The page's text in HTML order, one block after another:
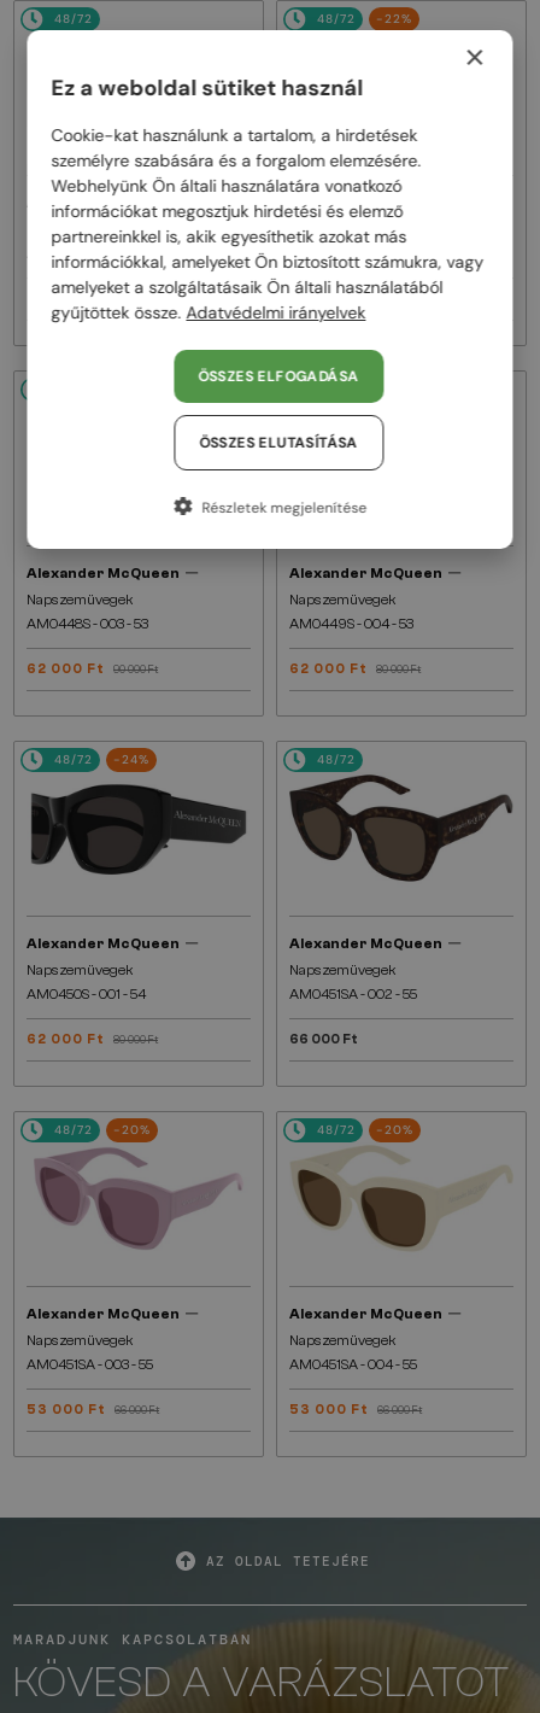
48/72
Alexander McQueen
Napszemüvegek
AM0158S - 004 - 54
62 000 Ft
48/72 -22%
Alexander McQueen
Napszemüvegek
AM0403S - 004 - 52
74 000 Ft
Alexander McQueen —
Napszemüvegek
AM0448S - 003 - 53
62 000 Ft 90 000 Ft
-24%
Alexander McQueen —
Napszemüvegek
AM0449S - 004 - 53
62 000 Ft 80 000 Ft
48/72 -24%
Alexander McQueen —
Napszemüvegek
AM0450S - 001 - 54
62 000 Ft 80 000 Ft
48/72
Alexander McQueen —
Napszemüvegek
AM0451SA - 002 - 55
66 000 Ft
48/72 -20%
Alexander McQueen —
Napszemüvegek
AM0451SA - 003 - 55
53 000 Ft 66 000 Ft
48/72 -20%
Alexander McQueen —
Napszemüvegek
AM0451SA - 004 - 55
53 000 Ft 66 000 Ft
AZ OLDAL TETEJÉRE
MARADJUNK KAPCSOLATBAN
KÖVESD A VARÁZSLATOT
×
Ez a weboldal sütiket használ
Cookie-kat használunk a tartalom, a hirdetések
személyre szabására és a forgalom elemzésére.
Webhelyünk Ön általi használatára vonatkozó
információkat megosztjuk hirdetési és elemző
partnereinkkel is, akik egyesíthetik azokat más
információkkal, amelyeket Ön biztosított számukra, vagy
amelyeket a szolgáltatásaik Ön általi használatából
gyűjtöttek össze. Adatvédelmi irányelvek
ÖSSZES ELFOGADÁSA
ÖSSZES ELUTASÍTÁSA
Részletek megjelenítése